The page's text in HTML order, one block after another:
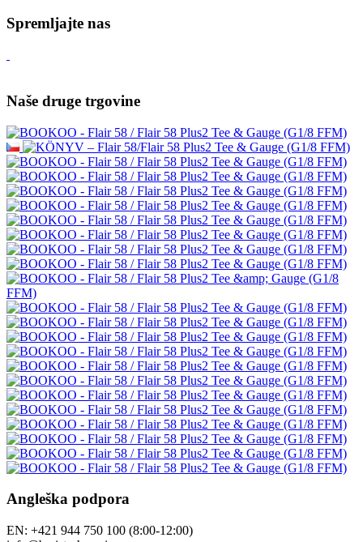
Spremljajte nas
Naše druge trgovine
Angleška podpora
EN: +421 944 750 100 (8:00-12:00)